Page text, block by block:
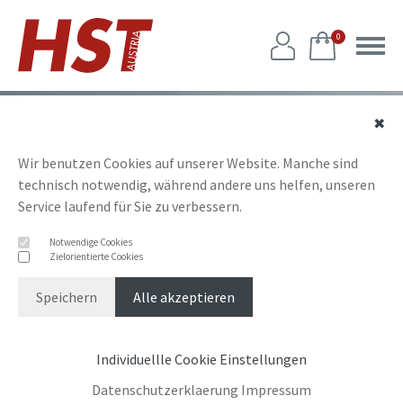
✖
Wir benutzen Cookies auf unserer Website. Manche sind
technisch notwendig, während andere uns helfen, unseren
Service laufend für Sie zu verbessern.
Notwendige Cookies
Zielorientierte Cookies
Speichern Alle akzeptieren
Individuellle Cookie Einstellungen
Datenschutzerklaerung Impressum
0